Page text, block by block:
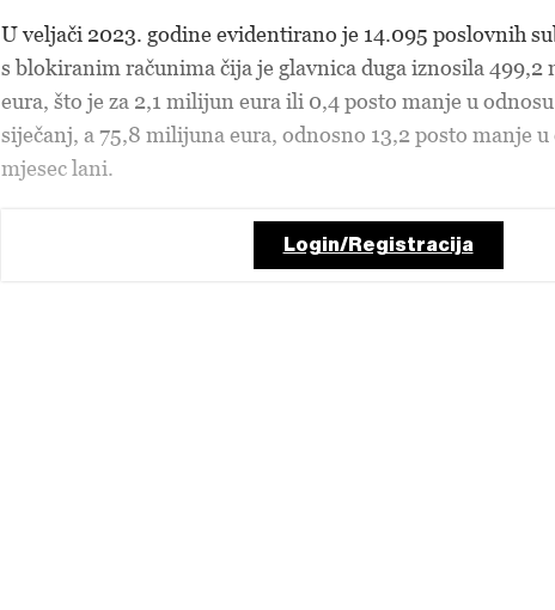
U veljači 2023. godine evidentirano je 14.095 poslovnih
s blokiranim računima čija je glavnica duga iznosila 499,2
eura, što je za 2,1 milijun eura ili 0,4 posto manje u
siječanj, a 75,8 milijuna eura, odnosno 13,2 posto manje
mjesec lani.
Login/Registracija